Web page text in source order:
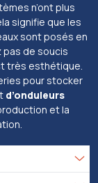
n’ont plus
signifie que les
sont posés en
pas de soucis
très esthétique.
pour stocker
d’onduleurs
et la